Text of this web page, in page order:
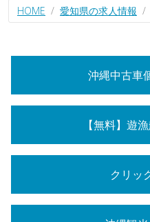
HOME 愛知県の求人情報
沖縄中古車
【無料】遊
クリッ